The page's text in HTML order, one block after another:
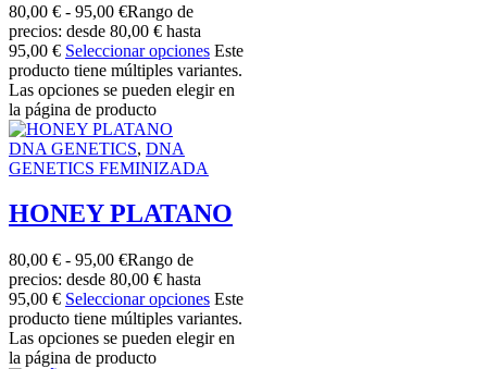
80,00 € - 95,00 €Rango de
precios: desde 80,00 € hasta
95,00 € Seleccionar opciones Este
producto tiene múltiples variantes.
Las opciones se pueden elegir en
la página de producto
DNA GENETICS, DNA
GENETICS FEMINIZADA
HONEY PLATANO
80,00 € - 95,00 €Rango de
precios: desde 80,00 € hasta
95,00 € Seleccionar opciones Este
producto tiene múltiples variantes.
Las opciones se pueden elegir en
la página de producto